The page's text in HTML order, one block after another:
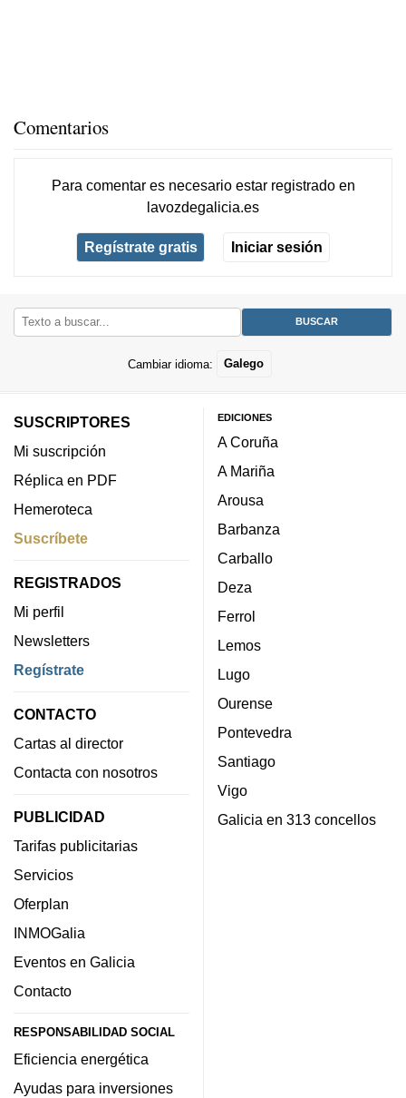
Comentarios
Para comentar es necesario estar registradoen
lavozdegalicia.es
Regístrate gratis Iniciar sesión
Cambiar idioma: Galego
SUSCRIPTORES
Mi suscripción
Réplica en PDF
Hemeroteca
Suscríbete
REGISTRADOS
Mi perfil
Newsletters
Regístrate
CONTACTO
Cartas al director
Contacta con nosotros
PUBLICIDAD
Tarifas publicitarias
Servicios
Oferplan
INMOGalia
Eventos en Galicia
Contacto
RESPONSABILIDAD SOCIAL
Eficiencia energética
Ayudas para inversiones
EDICIONES
A Coruña
A Mariña
Arousa
Barbanza
Carballo
Deza
Ferrol
Lemos
Lugo
Ourense
Pontevedra
Santiago
Vigo
Galicia en 313 concellos